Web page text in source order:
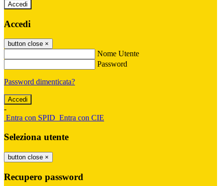
Accedi
Accedi
button close ×
Nome Utente
Password
Password dimenticata?
-
Entra con SPID Entra con CIE
Seleziona utente
button close ×
Recupero password